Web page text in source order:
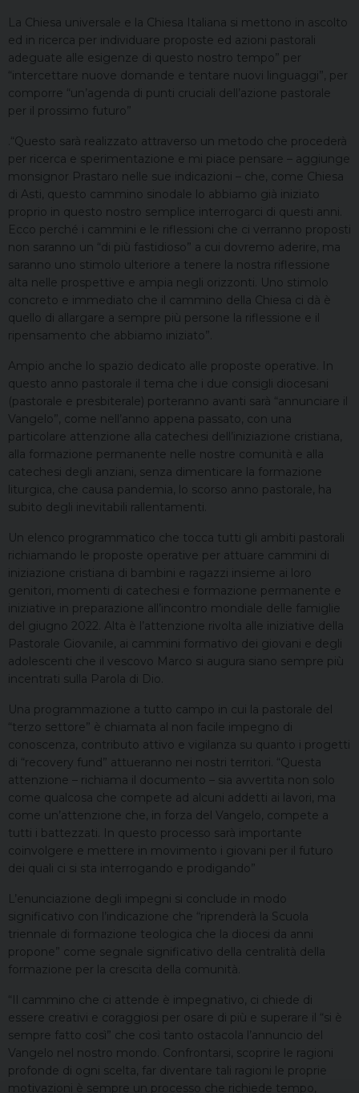
La Chiesa universale e la Chiesa Italiana si mettono in ascolto
ed in ricerca per individuare proposte ed azioni pastorali
adeguate alle esigenze di questo nostro tempo” per
“intercettare nuove domande e tentare nuovi linguaggi”, per
comporre “un’agenda di punti cruciali dell’azione pastorale
per il prossimo futuro”
.“Questo sarà realizzato attraverso un metodo che procederà
per ricerca e sperimentazione e mi piace pensare – aggiunge
monsignor Prastaro nelle sue indicazioni – che, come Chiesa
di Asti, questo cammino sinodale lo abbiamo già iniziato
proprio in questo nostro semplice interrogarci di questi anni.
Ecco perché i cammini e le riflessioni che ci verranno proposti
non saranno un “di più fastidioso” a cui dovremo aderire, ma
saranno uno stimolo ulteriore a tenere la nostra riflessione
alta nelle prospettive e ampia negli orizzonti. Uno stimolo
concreto e immediato che il cammino della Chiesa ci dà è
quello di allargare a sempre più persone la riflessione e il
ripensamento che abbiamo iniziato”.
Ampio anche lo spazio dedicato alle proposte operative. In
questo anno pastorale il tema che i due consigli diocesani
(pastorale e presbiterale) porteranno avanti sarà “annunciare il
Vangelo”, come nell’anno appena passato, con una
particolare attenzione alla catechesi dell’iniziazione cristiana,
alla formazione permanente nelle nostre comunità e alla
catechesi degli anziani, senza dimenticare la formazione
liturgica, che causa pandemia, lo scorso anno pastorale, ha
subito degli inevitabili rallentamenti.
Un elenco programmatico che tocca tutti gli ambiti pastorali
richiamando le proposte operative per attuare cammini di
iniziazione cristiana di bambini e ragazzi insieme ai loro
genitori, momenti di catechesi e formazione permanente e
iniziative in preparazione all’incontro mondiale delle famiglie
del giugno 2022. Alta è l’attenzione rivolta alle iniziative della
Pastorale Giovanile, ai cammini formativo dei giovani e degli
adolescenti che il vescovo Marco si augura siano sempre più
incentrati sulla Parola di Dio.
Una programmazione a tutto campo in cui la pastorale del
“terzo settore” è chiamata al non facile impegno di
conoscenza, contributo attivo e vigilanza su quanto i progetti
di “recovery fund” attueranno nei nostri territori. “Questa
attenzione – richiama il documento – sia avvertita non solo
come qualcosa che compete ad alcuni addetti ai lavori, ma
come un’attenzione che, in forza del Vangelo, compete a
tutti i battezzati. In questo processo sarà importante
coinvolgere e mettere in movimento i giovani per il futuro
dei quali ci si sta interrogando e prodigando”
L’enunciazione degli impegni si conclude in modo
significativo con l’indicazione che “riprenderà la Scuola
triennale di formazione teologica che la diocesi da anni
propone” come segnale significativo della centralità della
formazione per la crescita della comunità.
“Il cammino che ci attende è impegnativo, ci chiede di
essere creativi e coraggiosi per osare di più e superare il “si è
sempre fatto così” che così tanto ostacola l’annuncio del
Vangelo nel nostro mondo. Confrontarsi, scoprire le ragioni
profonde di ogni scelta, far diventare tali ragioni le proprie
motivazioni è sempre un processo che richiede tempo,